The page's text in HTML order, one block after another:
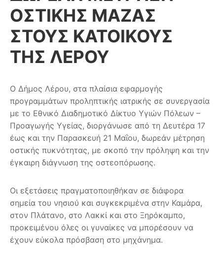
ΟΣΤΙΚΗΣ ΜΑΖΑΣ
ΣΤΟΥΣ ΚΑΤΟΙΚΟΥΣ
ΤΗΣ ΛΕΡΟΥ
Ο Δήμος Λέρου, στα πλαίσια εφαρμογής
προγραμμάτων προληπτικής ιατρικής σε συνεργασία
με το Εθνικό Διαδημοτικό Δίκτυο Υγιών Πόλεων –
Προαγωγής Υγείας, διοργάνωσε από τη Δευτέρα 17
έως και την Παρασκευή 21 Μαΐου, δωρεάν μέτρηση
οστικής πυκνότητας, με σκοπό την πρόληψη και την
έγκαιρη διάγνωση της οστεοπόρωσης.
Οι εξετάσεις πραγματοποιηθήκαν σε διάφορα
σημεία του νησιού και συγκεκριμένα στην Καμάρα,
στον Πλάτανο, στο Λακκί και στο Ξηρόκαμπο,
προκειμένου όλες οι γυναίκες να μπορέσουν να
έχουν εύκολα πρόσβαση στο μηχάνημα.